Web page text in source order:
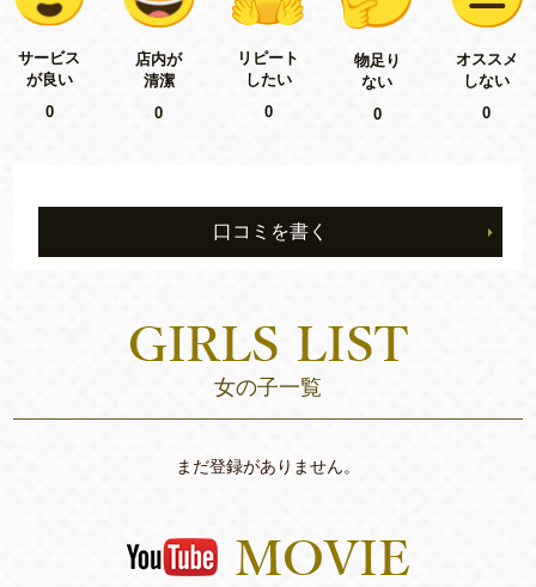
サービス
が良い
0
店内が
清潔
0
リピート
したい
0
物足り
ない
0
オススメ
しない
0
口コミを書く
女の子一覧
まだ登録がありません。